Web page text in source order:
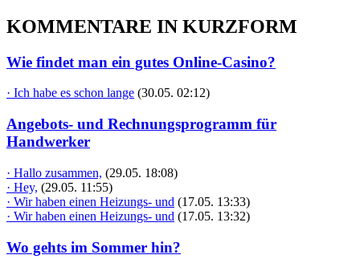
KOMMENTARE IN KURZFORM
Wie findet man ein gutes Online-Casino?
· Ich habe es schon lange (30.05. 02:12)
Angebots- und Rechnungsprogramm für
Handwerker
· Hallo zusammen, (29.05. 18:08)
· Hey, (29.05. 11:55)
· Wir haben einen Heizungs- und (17.05. 13:33)
· Wir haben einen Heizungs- und (17.05. 13:32)
Wo gehts im Sommer hin?